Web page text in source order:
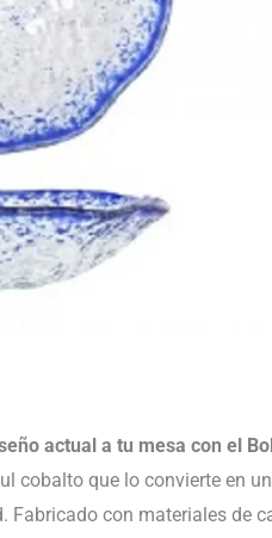
actual a tu mesa con el
cobalto que lo convierte en
Fabricado con materiales de